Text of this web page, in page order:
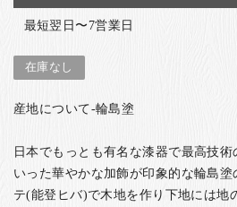
最短翌日〜7営業日
在庫なし
産地について-輪島塗
日本でもっとも有名な漆器で最高技
いった華やかな加飾が印象的な輪島
テ(能登ヒバ)で木地を作り下地には地